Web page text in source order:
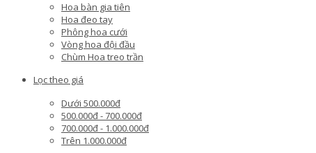
Hoa bàn gia tiên
Hoa đeo tay
Phông hoa cưới
Vòng hoa đội đầu
Chùm Hoa treo trần
Lọc theo giá
Dưới 500.000đ
500.000đ - 700.000đ
700.000đ - 1.000.000đ
Trên 1.000.000đ